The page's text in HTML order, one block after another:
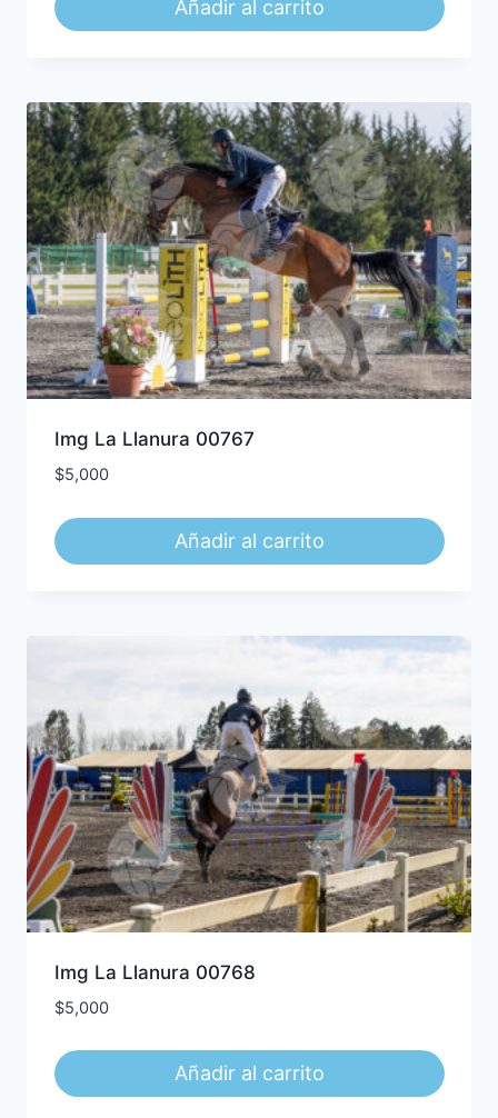
Añadir al carrito
Img La Llanura 00767
$5,000
Añadir al carrito
Img La Llanura 00768
$5,000
Añadir al carrito